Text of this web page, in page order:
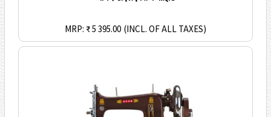
MRP: ₹ 5 395.00 (INCL. OF ALL TAXES)